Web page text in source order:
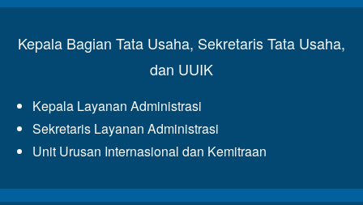
Kepala Bagian Tata Usaha, Sekretaris Tata Usaha,
dan UUIK
Kepala Layanan Administrasi
Sekretaris Layanan Administrasi
Unit Urusan Internasional dan Kemitraan